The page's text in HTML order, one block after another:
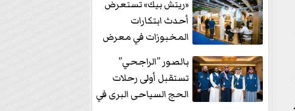
«ريتش بيك» تستعرض
أحدث ابتكارات
المخبوزات في معرض
منتجات...
بالصور ”الراجحي”
تستقبل أولى رحلات
الحج السياحى البرى في